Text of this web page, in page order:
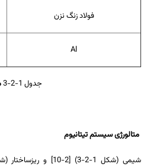
فولاد زنگ نزن
جدول 1-2-3
سیستم تیتانیوم